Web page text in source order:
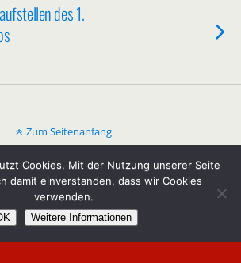
des 1.
Zum Seitenanfang
Desktop
by KG Kirchspiel Lohn e.V.
Cookies. Mit der Nutzung unserer Seite
damit einverstanden, dass wir Cookies
verwenden.
Weitere Informationen